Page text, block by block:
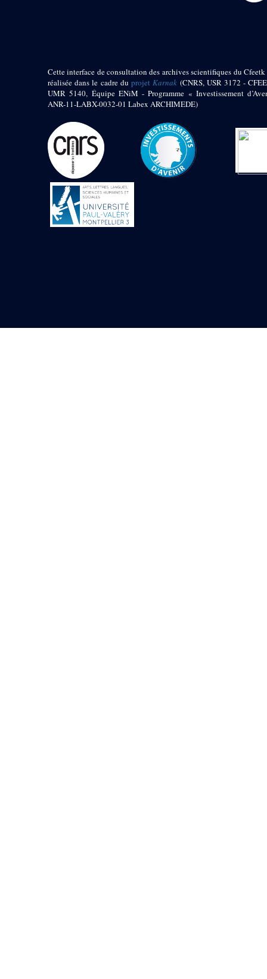
Cette interface de consultation des archives scientifiques du Cfeetk
réalisée dans le cadre duprojetKarnak (CNRS, USR 3172 -
UMR 5140, Équipe ENiM - Programme « Investissement
ANR-11-LABX-0032-01 Labex ARCHIMEDE)